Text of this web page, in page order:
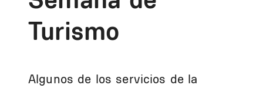
Turismo
Algunos de los servicios de la